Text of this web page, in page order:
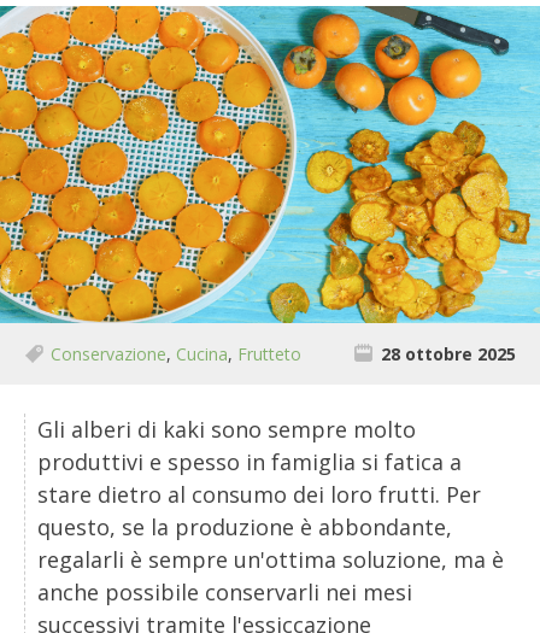
VIGNETO
ALLEVAMENTI
BIODIVERSITÀ
CUCINA
PRODOTTI
FARFALLE DELLA CAMPAGNA
PICCOLO POLLAIO
STORIE DEI LETTORI
CONSERVARE LA FRUTTA
CONSERVE DELL’ORTO
Conservazione, Cucina, Frutteto 28 ottobre 2025
Gli alberi di kaki sono sempre molto
produttivi e spesso in famiglia si fatica a
stare dietro al consumo dei loro frutti. Per
questo, se la produzione è abbondante,
regalarli è sempre un'ottima soluzione, ma è
anche possibile conservarli nei mesi
successivi tramite l'essiccazione